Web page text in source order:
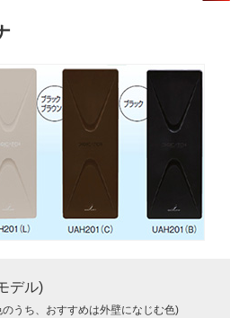
デル)
うち、おすすめは外壁になじむ色)